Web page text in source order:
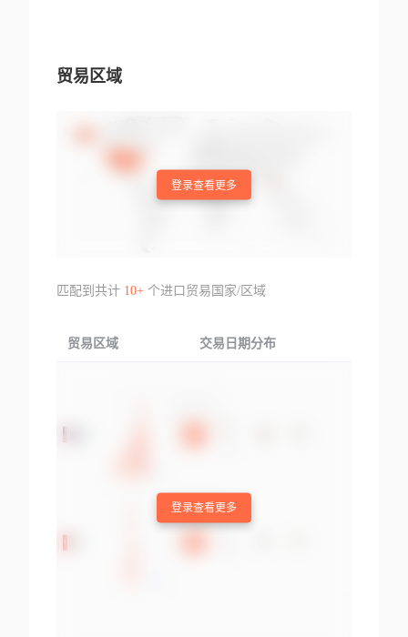
贸易区域
登录查看更多
匹配到共计 10+个进口贸易国家/区域
贸易区域 交易日期分布
登录查看更多